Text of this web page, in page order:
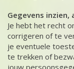
Gegevens inzien,
Je hebt het recht
corrigeren of te
je eventuele
te trekken of
jouw